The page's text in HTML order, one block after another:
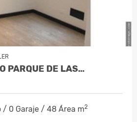
PARQUE DE LAS…
/ 0 Garaje / 48 Área m2